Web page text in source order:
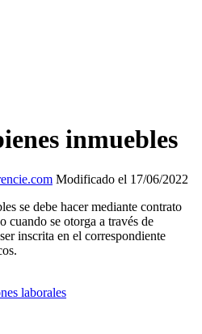
inmuebles
Modificado el 17/06/2022
se debe hacer mediante contrato
cuando se otorga a través de
inscrita en el correspondiente
laborales